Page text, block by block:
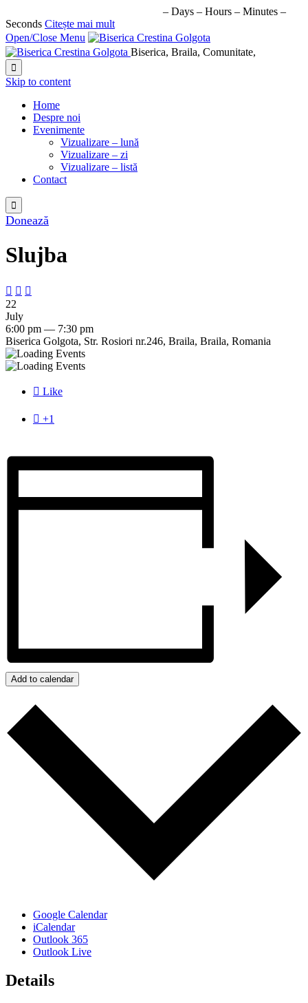
– Days – Hours – Minutes –
Seconds Citește mai mult
Open/Close Menu
Biserica, Braila, Comunitate,

Skip to content
Home
Despre noi
Evenimente
Vizualizare – lună
Vizualizare – zi
Vizualizare – listă
Contact

Donează
Slujba
  
22
July
6:00 pm — 7:30 pm
Biserica Golgota, Str. Rosiori nr.246, Braila, Braila, Romania
 Like
 +1
Add to calendar
Google Calendar
iCalendar
Outlook 365
Outlook Live
Details